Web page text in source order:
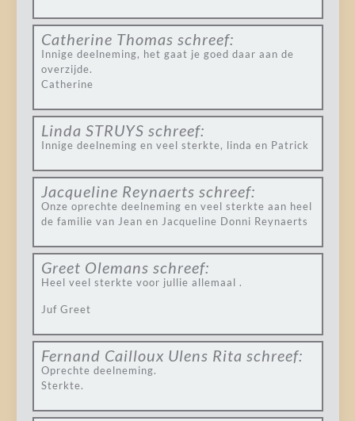
Catherine Thomas schreef:
Innige deelneming, het gaat je goed daar aan de
overzijde.
Catherine
Linda STRUYS schreef:
Innige deelneming en veel sterkte, linda en Patrick
Jacqueline Reynaerts schreef:
Onze oprechte deelneming en veel sterkte aan heel
de familie van Jean en Jacqueline Donni Reynaerts
Greet Olemans schreef:
Heel veel sterkte voor jullie allemaal .
Juf Greet
Fernand Cailloux Ulens Rita schreef:
Oprechte deelneming.
Sterkte.